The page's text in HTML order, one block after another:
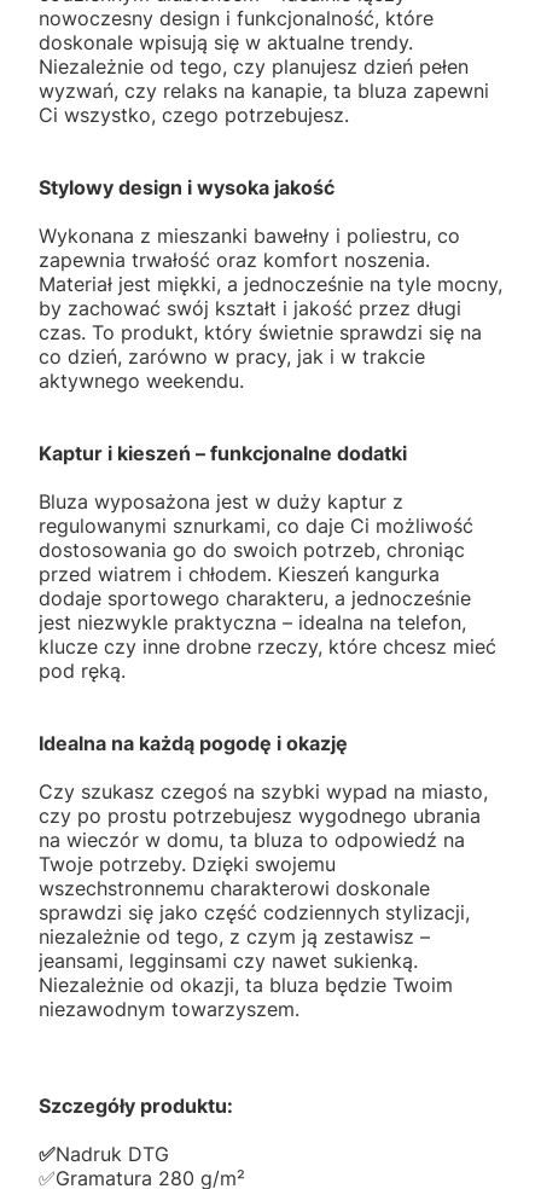
nowoczesny design i funkcjonalność, które
doskonale wpisują się w aktualne trendy.
Niezależnie od tego, czy planujesz dzień pełen
wyzwań, czy relaks na kanapie, ta bluza zapewni
Ci wszystko, czego potrzebujesz.
Stylowy design i wysoka jakość
Wykonana z mieszanki bawełny i poliestru, co
zapewnia trwałość oraz komfort noszenia.
Materiał jest miękki, a jednocześnie na tyle mocny,
by zachować swój kształt i jakość przez długi
czas. To produkt, który świetnie sprawdzi się na
co dzień, zarówno w pracy, jak i w trakcie
aktywnego weekendu.
Kaptur i kieszeń – funkcjonalne dodatki
Bluza wyposażona jest w duży kaptur z
regulowanymi sznurkami, co daje Ci możliwość
dostosowania go do swoich potrzeb, chroniąc
przed wiatrem i chłodem. Kieszeń kangurka
dodaje sportowego charakteru, a jednocześnie
jest niezwykle praktyczna – idealna na telefon,
klucze czy inne drobne rzeczy, które chcesz mieć
pod ręką.
Idealna na każdą pogodę i okazję
Czy szukasz czegoś na szybki wypad na miasto,
czy po prostu potrzebujesz wygodnego ubrania
na wieczór w domu, ta bluza to odpowiedź na
Twoje potrzeby. Dzięki swojemu
wszechstronnemu charakterowi doskonale
sprawdzi się jako część codziennych stylizacji,
niezależnie od tego, z czym ją zestawisz –
jeansami, legginsami czy nawet sukienką.
Niezależnie od okazji, ta bluza będzie Twoim
niezawodnym towarzyszem.
Szczegóły produktu:
✅️Nadruk DTG
✅️Gramatura 280 g/m²